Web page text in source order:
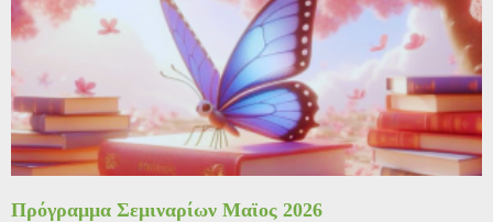
Πρόγραμμα Σεμιναρίων Μαϊος 2026